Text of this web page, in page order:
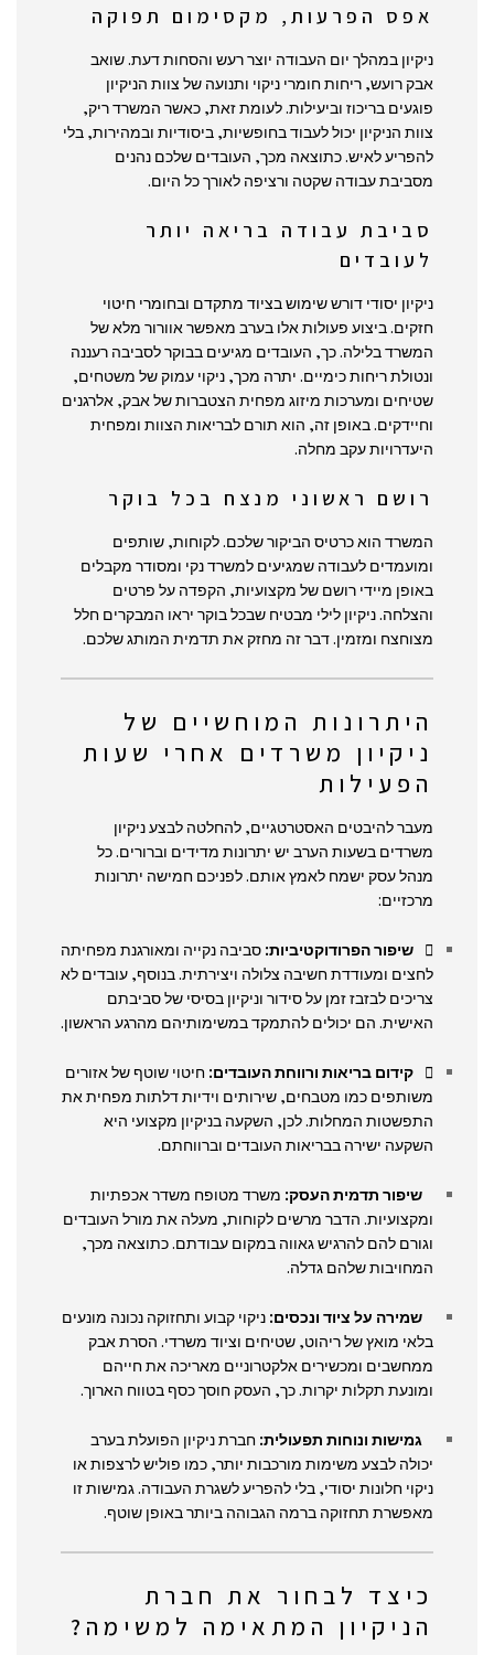
אפס הפרעות, מקסימום תפוקה
ניקיון במהלך יום העבודה יוצר רעש והסחות דעת. שואב
אבק רועש, ריחות חומרי ניקוי ותנועה של צוות הניקיון
פוגעים בריכוז וביעילות. לעומת זאת, כאשר המשרד ריק,
צוות הניקיון יכול לעבוד בחופשיות, ביסודיות ובמהירות, בלי
להפריע לאיש. כתוצאה מכך, העובדים שלכם נהנים
מסביבת עבודה שקטה ורציפה לאורך כל היום.
סביבת עבודה בריאה יותר
לעובדים
ניקיון יסודי דורש שימוש בציוד מתקדם ובחומרי חיטוי
חזקים. ביצוע פעולות אלו בערב מאפשר אוורור מלא של
המשרד בלילה. כך, העובדים מגיעים בבוקר לסביבה רעננה
ונטולת ריחות כימיים. יתרה מכך, ניקוי עמוק של משטחים,
שטיחים ומערכות מיזוג מפחית הצטברות של אבק, אלרגנים
וחיידקים. באופן זה, הוא תורם לבריאות הצוות ומפחית
היעדרויות עקב מחלה.
רושם ראשוני מנצח בכל בוקר
המשרד הוא כרטיס הביקור שלכם. לקוחות, שותפים
ומועמדים לעבודה שמגיעים למשרד נקי ומסודר מקבלים
באופן מיידי רושם של מקצועיות, הקפדה על פרטים
והצלחה. ניקיון לילי מבטיח שבכל בוקר יראו המבקרים חלל
מצוחצח ומזמין. דבר זה מחזק את תדמית המותג שלכם.
היתרונות המוחשיים של
ניקיון משרדים אחרי שעות
הפעילות
מעבר להיבטים האסטרטגיים, להחלטה לבצע ניקיון
משרדים בשעות הערב יש יתרונות מדידים וברורים. כל
מנהל עסק ישמח לאמץ אותם. לפניכם חמישה יתרונות
מרכזיים:
שיפור הפרודוקטיביות: סביבה נקייה ומאורגנת מפחיתה
לחצים ומעודדת חשיבה צלולה ויצירתית. בנוסף, עובדים לא
צריכים לבזבז זמן על סידור וניקיון בסיסי של סביבתם
האישית. הם יכולים להתמקד במשימותיהם מהרגע הראשון.
קידום בריאות ורווחת העובדים: חיטוי שוטף של אזורים
משותפים כמו מטבחים, שירותים וידיות דלתות מפחית את
התפשטות המחלות. לכן, השקעה בניקיון מקצועי היא
השקעה ישירה בבריאות העובדים וברווחתם.
שיפור תדמית העסק: משרד מטופח משדר אכפתיות
ומקצועיות. הדבר מרשים לקוחות, מעלה את מורל העובדים
וגורם להם להרגיש גאווה במקום עבודתם. כתוצאה מכך,
המחויבות שלהם גדלה.
שמירה על ציוד ונכסים: ניקוי קבוע ותחזוקה נכונה מונעים
בלאי מואץ של ריהוט, שטיחים וציוד משרדי. הסרת אבק
ממחשבים ומכשירים אלקטרוניים מאריכה את חייהם
ומונעת תקלות יקרות. כך, העסק חוסך כסף בטווח הארוך.
גמישות ונוחות תפעולית: חברת ניקיון הפועלת בערב
יכולה לבצע משימות מורכבות יותר, כמו פוליש לרצפות או
ניקוי חלונות יסודי, בלי להפריע לשגרת העבודה. גמישות זו
מאפשרת תחזוקה ברמה הגבוהה ביותר באופן שוטף.
כיצד לבחור את חברת
הניקיון המתאימה למשימה?